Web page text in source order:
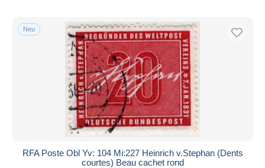
Neu
RFA Poste Obl Yv: 104 Mi:227 Heinrich v.Stephan (Dents
courtes) Beau cachet rond